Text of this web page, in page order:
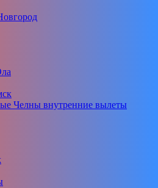
Челны внутренние вылеты